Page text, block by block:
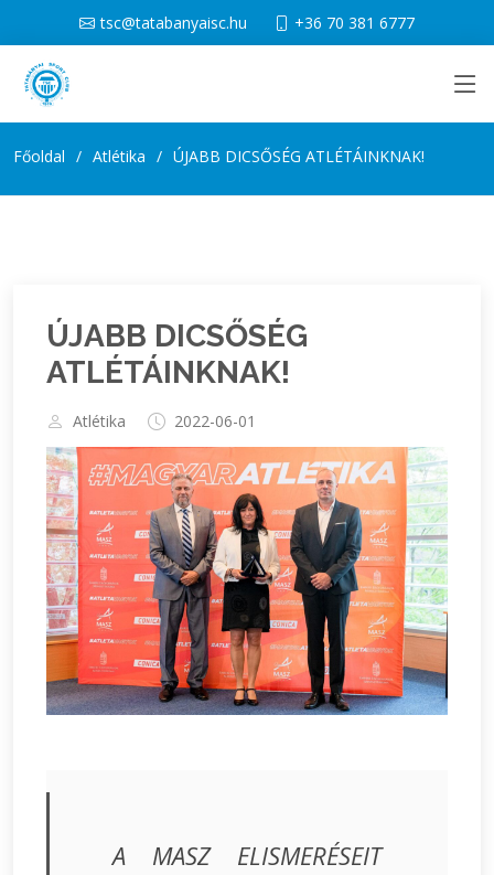
tsc@tatabanyaisc.hu +36 70 381 6777
Főoldal Atlétika ÚJABB DICSŐSÉG ATLÉTÁINKNAK!
ÚJABB DICSŐSÉG
ATLÉTÁINKNAK!
Atlétika 2022-06-01
A MASZ ELISMERÉSEIT